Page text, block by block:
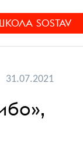
SOSTAV
31.07.2021